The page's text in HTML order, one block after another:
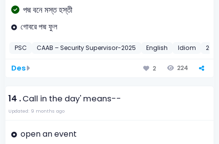
পদ্ম বনে মস্ত হস্তী
গোবরে পদ্ম ফুল
PSC CAAB – Security Supervisor-2025 English Idiom
Des 2 224
14 .Call in the day' means--
Updated: 9 months ago
open an event